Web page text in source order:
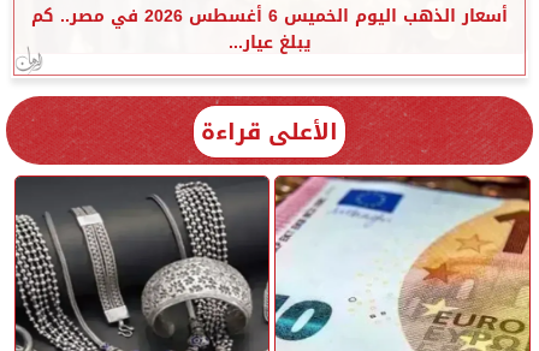
أسعار الذهب اليوم الخميس 6 أغسطس 2026 في مصر.. كم
يبلغ عيار...
الأعلى قراءة